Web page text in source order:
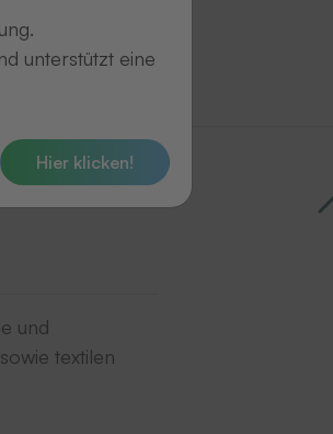
und
textilen
unterstützt eine
Hier klicken!